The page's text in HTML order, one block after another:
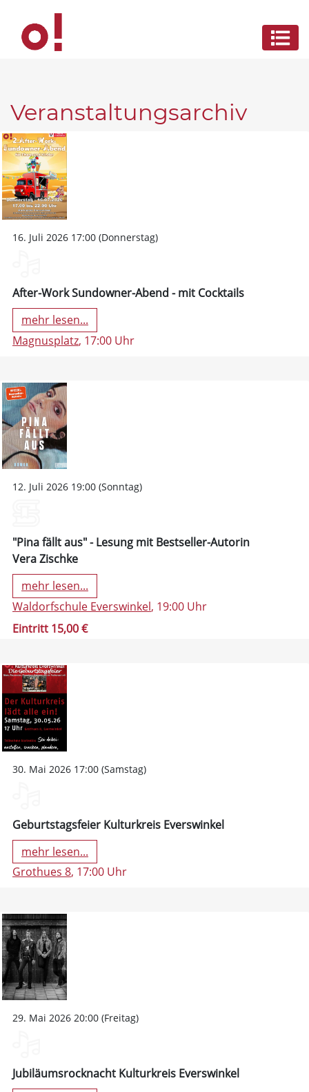
Veranstaltungsarchiv
16. Juli 2026 17:00 (Donnerstag)
After-Work Sundowner-Abend - mit Cocktails
mehr lesen...
Magnusplatz, 17:00 Uhr
12. Juli 2026 19:00 (Sonntag)
"Pina fällt aus" - Lesung mit Bestseller-Autorin
Vera Zischke
mehr lesen...
Waldorfschule Everswinkel, 19:00 Uhr
Eintritt 15,00 €
30. Mai 2026 17:00 (Samstag)
Geburtstagsfeier Kulturkreis Everswinkel
mehr lesen...
Grothues 8, 17:00 Uhr
29. Mai 2026 20:00 (Freitag)
Jubiläumsrocknacht Kulturkreis Everswinkel